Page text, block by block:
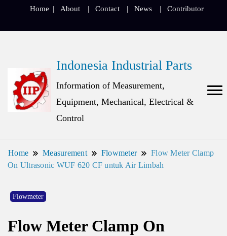
Home About Contact News Contributor
Indonesia Industrial Parts
Information of Measurement,
Equipment, Mechanical, Electrical &
Control
Home Measurement Flowmeter
Flow Meter Clamp
On Ultrasonic WUF 620 CF untuk Air Limbah
Flowmeter
Flow Meter Clamp On